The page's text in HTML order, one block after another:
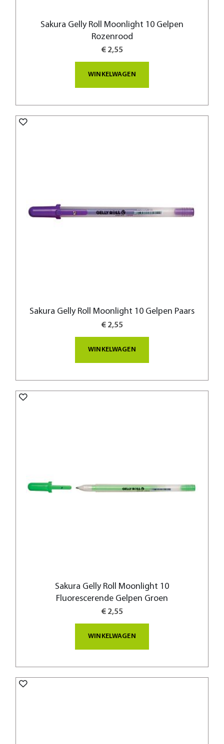
Sakura Gelly Roll Moonlight 10 Gelpen
Rozenrood
€ 2,55
WINKELWAGEN
Sakura Gelly Roll Moonlight 10 Gelpen Paars
€ 2,55
WINKELWAGEN
Sakura Gelly Roll Moonlight 10
Fluorescerende Gelpen Groen
€ 2,55
WINKELWAGEN